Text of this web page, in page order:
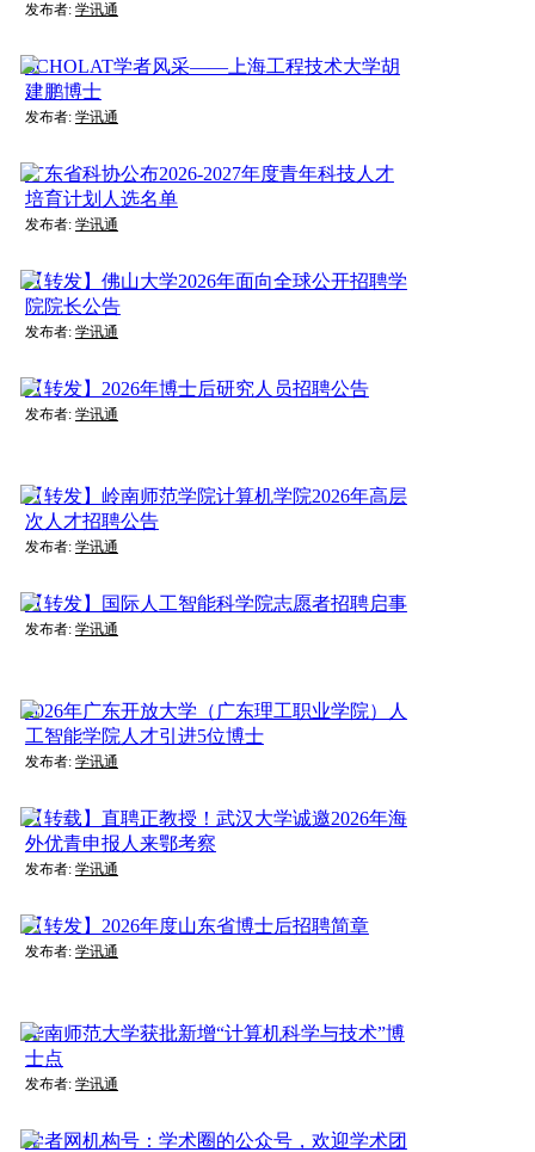
发布者: 学讯通
SCHOLAT学者风采——上海工程技术大学胡
建鹏博士
发布者: 学讯通
广东省科协公布2026-2027年度青年科技人才
培育计划人选名单
发布者: 学讯通
【转发】佛山大学2026年面向全球公开招聘学
院院长公告
发布者: 学讯通
【转发】2026年博士后研究人员招聘公告
发布者: 学讯通
【转发】岭南师范学院计算机学院2026年高层
次人才招聘公告
发布者: 学讯通
【转发】国际人工智能科学院志愿者招聘启事
发布者: 学讯通
2026年广东开放大学（广东理工职业学院）人
工智能学院人才引进5位博士
发布者: 学讯通
【转载】直聘正教授！武汉大学诚邀2026年海
外优青申报人来鄂考察
发布者: 学讯通
【转发】2026年度山东省博士后招聘简章
发布者: 学讯通
华南师范大学获批新增“计算机科学与技术”博
士点
发布者: 学讯通
学者网机构号：学术圈的公众号，欢迎学术团